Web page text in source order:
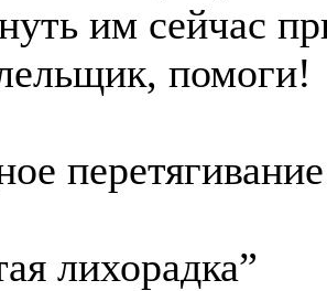
им сейчас
помоги!
лихорадка”